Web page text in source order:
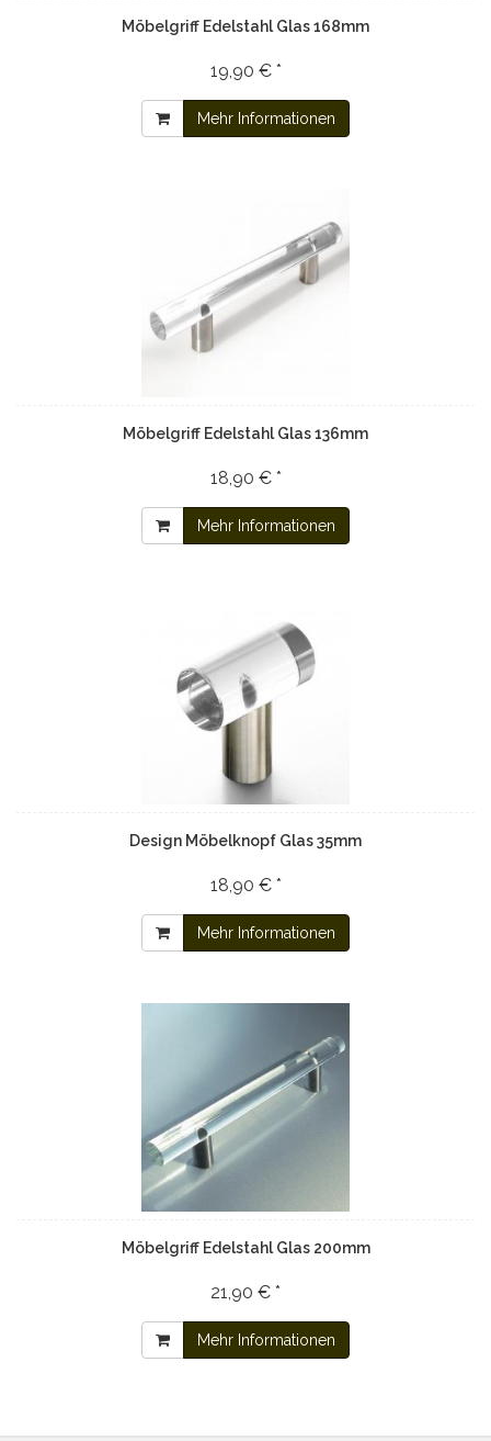
Möbelgriff Edelstahl Glas 168mm
19,90 € *
Mehr Informationen
Möbelgriff Edelstahl Glas 136mm
18,90 € *
Mehr Informationen
Design Möbelknopf Glas 35mm
18,90 € *
Mehr Informationen
Möbelgriff Edelstahl Glas 200mm
21,90 € *
Mehr Informationen